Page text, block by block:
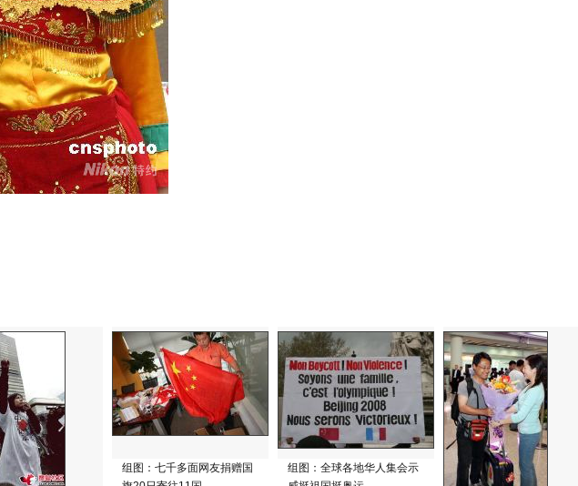
组图：七千多面网友捐赠国
组图：全球各地华人集会示